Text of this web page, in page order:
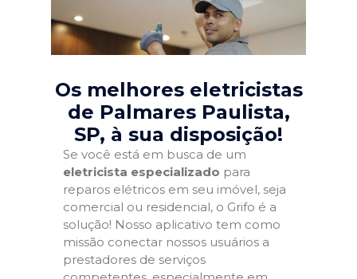
Os melhores eletricistas
de Palmares Paulista,
SP, à sua disposição!
Se você está em busca de um
eletricista especializado para
reparos elétricos em seu imóvel, seja
comercial ou residencial, o Grifo é a
solução! Nosso aplicativo tem como
missão conectar nossos usuários a
prestadores de serviços